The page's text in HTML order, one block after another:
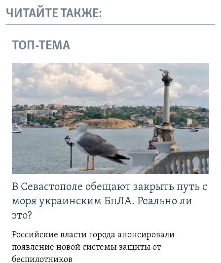
ЧИТАЙТЕ ТАКЖЕ:
ТОП-ТЕМА
В Севастополе обещают закрыть путь с
моря украинским БпЛА. Реально ли
это?
Российские власти города анонсировали
появление новой системы защиты от
беспилотников